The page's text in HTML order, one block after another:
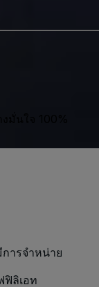
นใจ 100%
การจำหน่าย
ฟิลิเอท